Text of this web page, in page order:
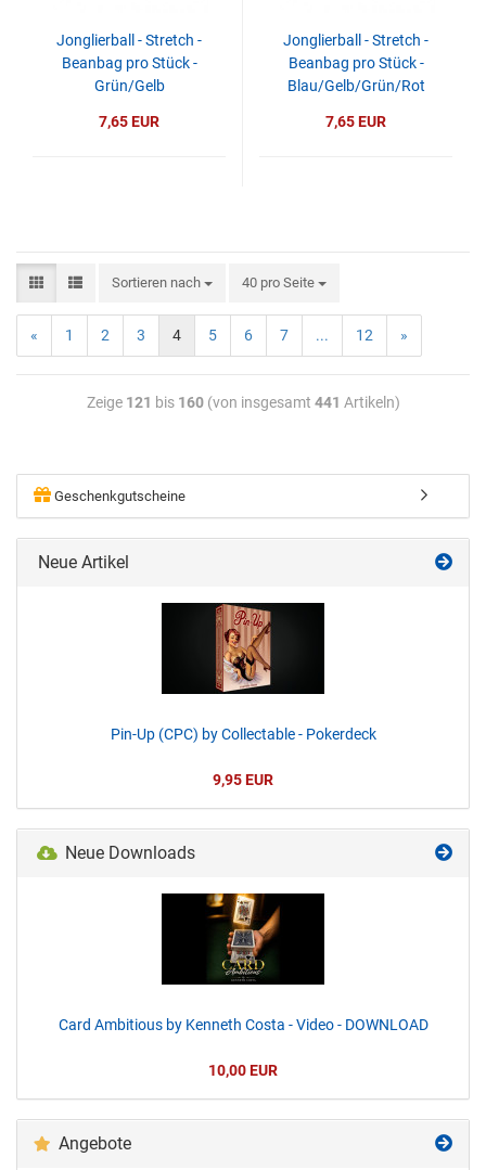
Jonglierball - Stretch -
Beanbag pro Stück -
Grün/Gelb
7,65 EUR
Jonglierball - Stretch -
Beanbag pro Stück -
Blau/Gelb/Grün/Rot
7,65 EUR
Sortieren nach 40 pro Seite
« 1 2 3 4 5 6 7 ... 12 »
Zeige 121 bis 160(von insgesamt 441 Artikeln)
Geschenkgutscheine
Neue Artikel
Pin-Up (CPC) by Collectable - Pokerdeck
9,95 EUR
Neue Downloads
Card Ambitious by Kenneth Costa - Video - DOWNLOAD
10,00 EUR
Angebote